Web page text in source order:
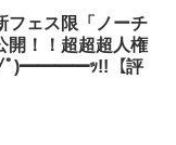
フェス限「ノーチ
開！！超超超人権
)━━━━ｯ!!【評